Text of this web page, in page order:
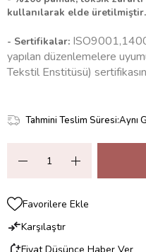
kullanılarak elde üretilmiştir.
- Sertifikalar:
yapılan düzenlemelere
Tekstil Enstitüsü)
Tahmini Teslim Süresi:Aynı
Favorilere Ekle
Karşılaştır